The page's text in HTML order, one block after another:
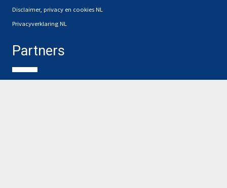
Disclaimer, privacy en cookies NL
Privacyverklaring NL
Partners